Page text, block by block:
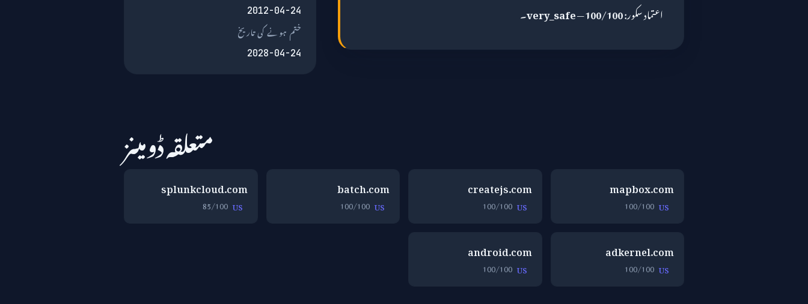
اعتماد سکور:100/100
—
very_safe۔ 2012-04-24
ختم ہونے کی تاریخ
2028-04-24
متعلقہ ڈومینز
mapbox.com
US
100/100
createjs.com
US
100/100
batch.com
US
100/100
splunkcloud.com
US
85/100
adkernel.com
US
100/100
android.com
US
100/100